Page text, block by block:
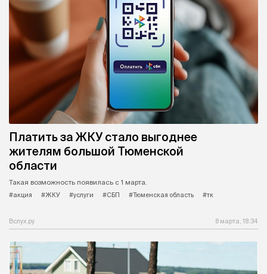
Платить за ЖКУ стало выгоднее
жителям большой Тюменской
области
Такая возможность появилась с 1 марта.
#акция
#ЖКУ #услуги #СБП #Тюменская область #тк
Вслух.ру 8 марта, 18:34